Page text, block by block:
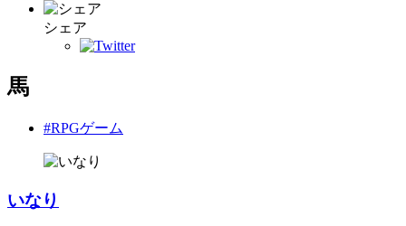
シェア
馬
#RPGゲーム
いなり